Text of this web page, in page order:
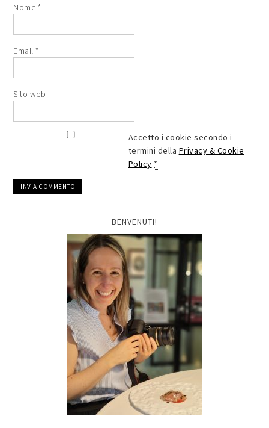
Nome *
Email*
Sito web
Accetto i cookie secondo i
termini della Privacy & Cookie
Policy *
BENVENUTI!